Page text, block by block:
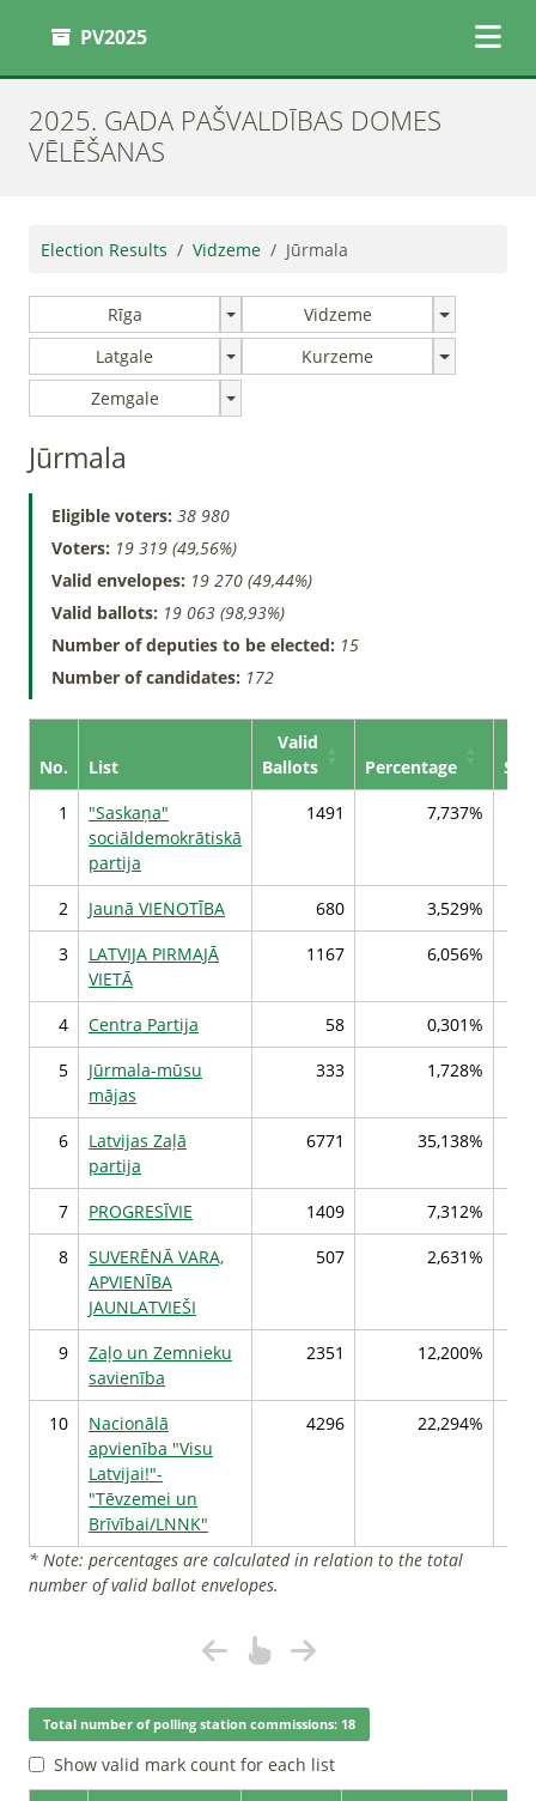
PV2025
2025. GADA PAŠVALDĪBAS DOMES
VĒLĒŠANAS
Election Results Vidzeme Jūrmala
Rīga
Vidzeme
Latgale
Kurzeme
Zemgale
Jūrmala
Eligible voters: 38 980
Voters: 19 319 (49,56%)
Valid envelopes: 19 270 (49,44%)
Valid ballots: 19 063 (98,93%)
Number of deputies to be elected: 15
Number of candidates: 172
No. List
Valid
Ballots
Percentage
1
"Saskaņa"
sociāldemokrātiskā
partija
1491 7,737%
2 Jaunā VIENOTĪBA 680
3,529%
3
LATVIJA PIRMAJĀ
VIETĀ
1167 6,056%
4 Centra Partija 58
0,301%
5
Jūrmala-mūsu
mājas
333 1,728%
6
Latvijas Zaļā
partija
6771 35,138%
7 PROGRESĪVIE 1409
7,312%
8
SUVERĒNĀ VARA,
APVIENĪBA
JAUNLATVIEŠI
507 2,631%
9
Zaļo un Zemnieku
savienība
2351 12,200%
10
Nacionālā
apvienība "Visu
Latvijai!"-
"Tēvzemei un
Brīvībai/LNNK"
4296 22,294%
* Note: percentages are calculated in relation to the total
number of valid ballot envelopes.
Total number of polling station commissions: 18
Show valid mark count for each list